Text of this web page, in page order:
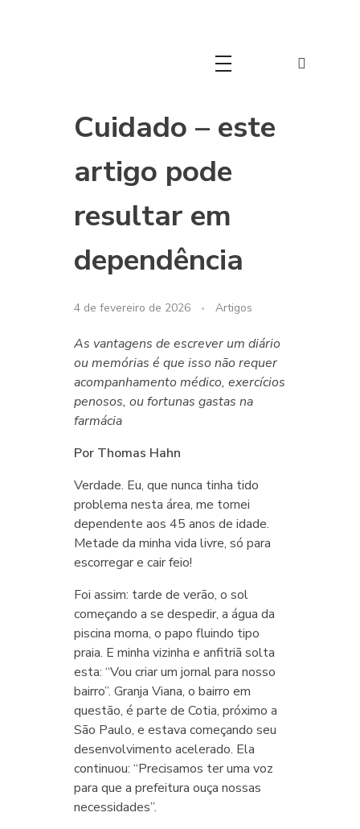
Cuidado – este
artigo pode
resultar em
dependência
4 de fevereiro de 2026 Artigos
As vantagens de escrever um diário
ou memórias é que isso não requer
acompanhamento médico, exercícios
penosos, ou fortunas gastas na
farmácia
Por Thomas Hahn
Verdade. Eu, que nunca tinha tido
problema nesta área, me tornei
dependente aos 45 anos de idade.
Metade da minha vida livre, só para
escorregar e cair feio!
Foi assim: tarde de verão, o sol
começando a se despedir, a água da
piscina morna, o papo fluindo tipo
praia. E minha vizinha e anfitriã solta
esta: “Vou criar um jornal para nosso
bairro”. Granja Viana, o bairro em
questão, é parte de Cotia, próximo a
São Paulo, e estava começando seu
desenvolvimento acelerado. Ela
continuou: “Precisamos ter uma voz
para que a prefeitura ouça nossas
necessidades”.